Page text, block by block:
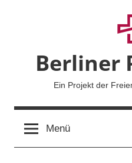
Berliner
Ein Projekt der
Menü